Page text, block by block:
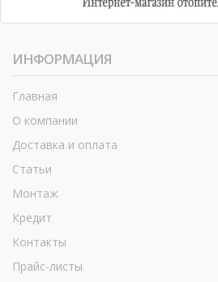
ИНФОРМАЦИЯ
Главная
О компании
Доставка и оплата
Статьи
Монтаж
Кредит
Контакты
Прайс-листы